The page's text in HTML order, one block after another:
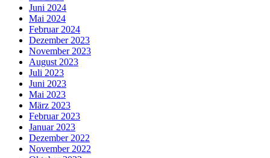
Juni 2024
Mai 2024
Februar 2024
Dezember 2023
November 2023
August 2023
Juli 2023
Juni 2023
Mai 2023
März 2023
Februar 2023
Januar 2023
Dezember 2022
November 2022